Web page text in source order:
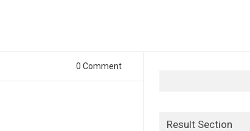
0 Comment
Result Section